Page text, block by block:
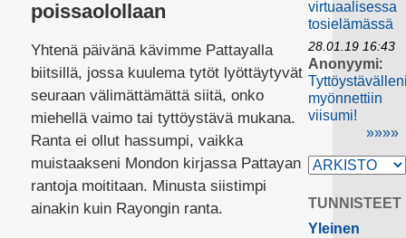
poissaolollaan
Yhtenä päivänä kävimme Pattayalla
biitsillä, jossa kuulema tytöt lyöttäytyvät
seuraan välimättämättä siitä, onko
miehellä vaimo tai tyttöystävä mukana.
Ranta ei ollut hassumpi, vaikka
muistaakseni Mondon kirjassa Pattayan
rantoja moititaan. Minusta siistimpi
ainakin kuin Rayongin ranta.
virtuaalisessa
tosielämässä
28.01.19 16:43
Anonyymi:
myönnettiin
viisumi!
»»»»
TUNNISTEET
Yleinen